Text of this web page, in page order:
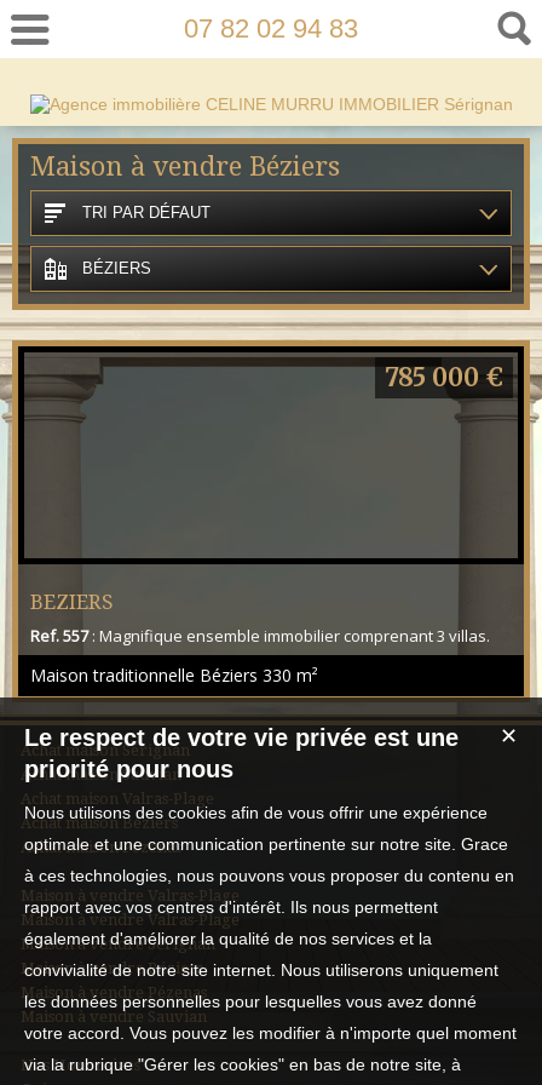
07 82 02 94 83
Maison à vendre Béziers
TRI PAR DÉFAUT
BÉZIERS
BEZIERS
Ref. 557: Magnifique ensemble immobilier comprenant 3 villas.
Une demeure de plain pieds entièrement rénovée en 2013 de
170m2 offrant 3 chambres, une salle de bain avec douche, un
patio, buanderie, cellier et dépendances. Une villa neuve de
plain pieds de 100m2 avec tout le confort actuel. Une maison de
60m2. Une piscine de 10x5, et une cave de 300m2 agrémentent
cet ensemble. L'environnement est e...
Maison traditionnelle Béziers 330 m²
785 000 €
Achat maison Sérignan
Achat maison Sauvian
Achat maison Valras-Plage
Achat maison Béziers
Achat maison Pézenas
Maison à vendre Valras-Plage
Maison à vendre Valras-Plage
Maison à vendre Sérignan
Maison à vendre Béziers
Maison à vendre Pézenas
Maison à vendre Sauvian
Nos Honoraires
✕
Le respect de votre vie privée est une
priorité pour nous
Nous utilisons des cookies afin de vous offrir une expérience
optimale et une communication pertinente sur notre site. Grace
à ces technologies, nous pouvons vous proposer du contenu en
rapport avec vos centres d'intérêt. Ils nous permettent
également d'améliorer la qualité de nos services et la
convivialité de notre site internet. Nous utiliserons uniquement
les données personnelles pour lesquelles vous avez donné
votre accord. Vous pouvez les modifier à n'importe quel moment
via la rubrique "Gérer les cookies" en bas de notre site, à